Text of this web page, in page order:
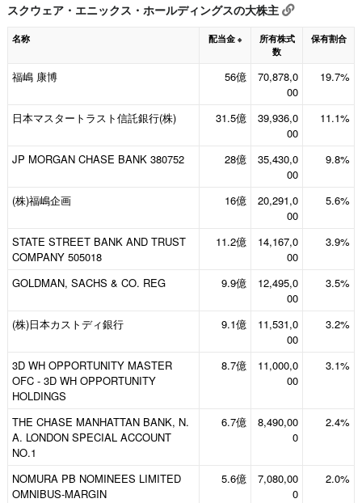
スクウェア・エニックス・ホールディングスの大株主
名称 配当金 ※
所有株式
数
保有割合
福嶋 康博 56億
70,878,0
00
19.7%
日本マスタートラスト信託銀行(株) 31.5億
39,936,0
00
11.1%
JP MORGAN CHASE BANK 380752 28億
35,430,0
00
9.8%
(株)福嶋企画 16億
20,291,0
00
5.6%
STATE STREET BANK AND TRUST
COMPANY 505018
11.2億
14,167,0
00
3.9%
GOLDMAN, SACHS & CO. REG 9.9億
12,495,0
00
3.5%
(株)日本カストディ銀行 9.1億
11,531,0
00
3.2%
3D WH OPPORTUNITY MASTER
OFC - 3D WH OPPORTUNITY
HOLDINGS
8.7億
11,000,0
00
3.1%
THE CHASE MANHATTAN BANK, N.
A. LONDON SPECIAL ACCOUNT
NO.1
6.7億
8,490,00
0
2.4%
NOMURA PB NOMINEES LIMITED
OMNIBUS-MARGIN
5.6億
7,080,00
0
2.0%